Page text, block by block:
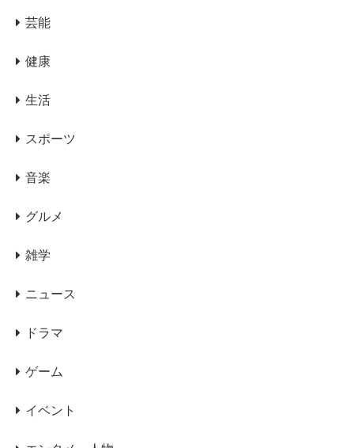
芸能
健康
生活
スポーツ
音楽
グルメ
雑学
ニュース
ドラマ
ゲーム
イベント